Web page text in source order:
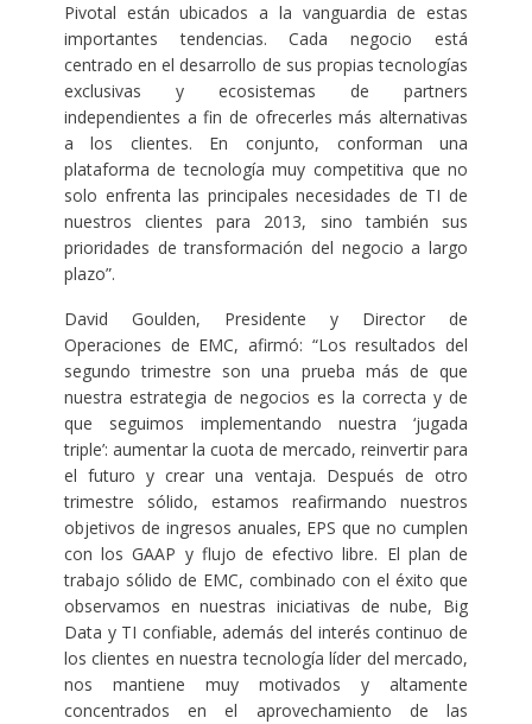
Pivotal están ubicados a la vanguardia de estas
importantes tendencias. Cada negocio está
centrado en el desarrollo de sus propias tecnologías
exclusivas y ecosistemas de partners
independientes a fin de ofrecerles más alternativas
a los clientes. En conjunto, conforman una
plataforma de tecnología muy competitiva que no
solo enfrenta las principales necesidades de TI de
nuestros clientes para 2013, sino también sus
prioridades de transformación del negocio a largo
plazo”.
David Goulden, Presidente y Director de
Operaciones de EMC, afirmó: “Los resultados del
segundo trimestre son una prueba más de que
nuestra estrategia de negocios es la correcta y de
que seguimos implementando nuestra ‘jugada
triple’: aumentar la cuota de mercado, reinvertir para
el futuro y crear una ventaja. Después de otro
trimestre sólido, estamos reafirmando nuestros
objetivos de ingresos anuales, EPS que no cumplen
con los GAAP y flujo de efectivo libre. El plan de
trabajo sólido de EMC, combinado con el éxito que
observamos en nuestras iniciativas de nube, Big
Data y TI confiable, además del interés continuo de
los clientes en nuestra tecnología líder del mercado,
nos mantiene muy motivados y altamente
concentrados en el aprovechamiento de las